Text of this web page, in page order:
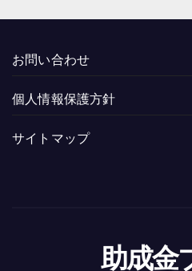
お問い合わせ
個人情報保護方針
サイトマップ
助成金